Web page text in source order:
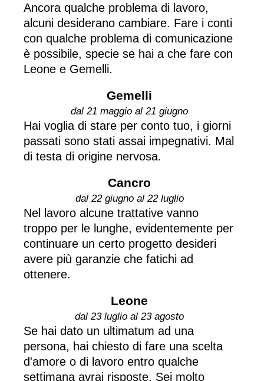
Ancora qualche problema di lavoro,
alcuni desiderano cambiare. Fare i conti
con qualche problema di comunicazione
è possibile, specie se hai a che fare con
Leone e Gemelli.
Gemelli
dal 21 maggio al 21 giugno
Hai voglia di stare per conto tuo, i giorni
passati sono stati assai impegnativi. Mal
di testa di origine nervosa.
Cancro
dal 22 giugno al 22 luglio
Nel lavoro alcune trattative vanno
troppo per le lunghe, evidentemente per
continuare un certo progetto desideri
avere più garanzie che fatichi ad
ottenere.
Leone
dal 23 luglio al 23 agosto
Se hai dato un ultimatum ad una
persona, hai chiesto di fare una scelta
d'amore o di lavoro entro qualche
settimana avrai risposte. Sei molto